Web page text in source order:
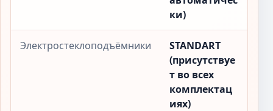
ки)
Электростеклоподъёмники
STANDART
(присутствуе
т во всех
комплектац
иях)